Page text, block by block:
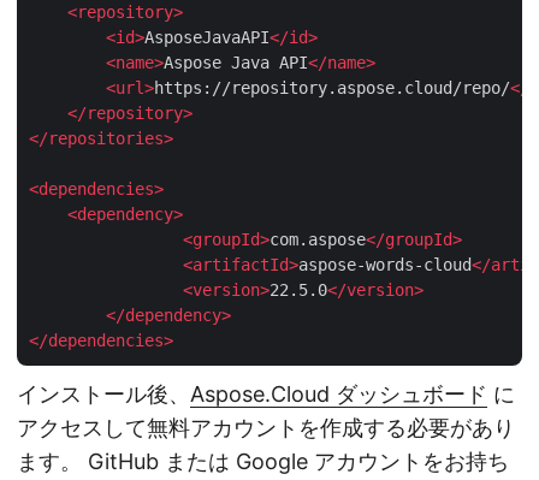
<repository>
<id>AsposeJavaAPI</id>
<name>Aspose Java API</name>
<url>https://repository.aspose.cloud/repo/</
</repository>
</repositories>
<dependencies>
<dependency>
<groupId>com.aspose</groupId>
<artifactId>aspose-words-cloud</
<version>22.5.0</version>
</dependency>
</dependencies>
インストール後、 Aspose.Cloud ダッシュボード に
アクセスして無料アカウントを作成する必要があり
ます。 GitHub または Google アカウントをお持ち